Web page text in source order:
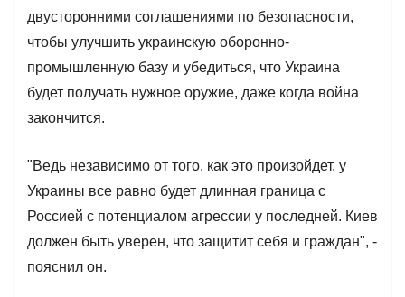
двусторонними соглашениями по безопасности,
чтобы улучшить украинскую оборонно-
промышленную базу и убедиться, что Украина
будет получать нужное оружие, даже когда война
закончится.
"Ведь независимо от того, как это произойдет, у
Украины все равно будет длинная граница с
Россией с потенциалом агрессии у последней. Киев
должен быть уверен, что защитит себя и граждан", -
пояснил он.